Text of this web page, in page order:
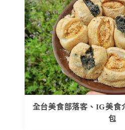
全台美食部落客、IG美食
包